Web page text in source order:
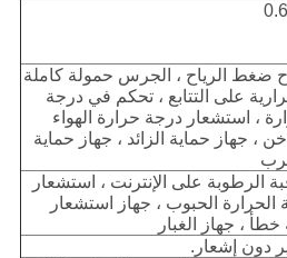
ضغط الرياح ، الجرس حمولة كاملة
على التتابع ، تحكم في درجة
، استشعار درجة حرارة الهواء
، جهاز حماية الزائد ، جهاز حماية
الرطوبة على الإنترنت ، استشعار
الحرارة الحبوب ، جهاز استشعار
خطأ ، جهاز الغبار